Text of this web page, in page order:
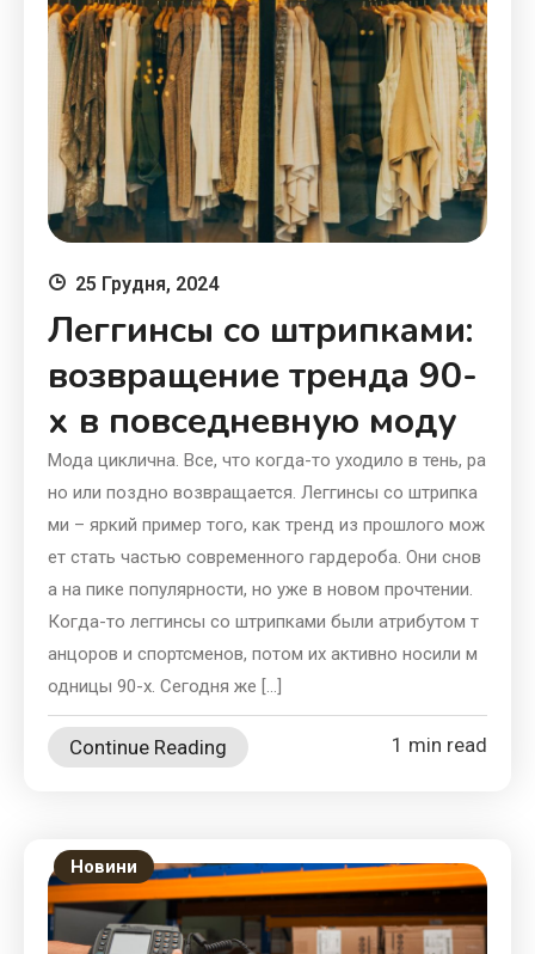
25 Грудня, 2024
Леггинсы со штрипками:
возвращение тренда 90-
х в повседневную моду
Мода циклична. Все, что когда-то уходило в тень, ра
но или поздно возвращается. Леггинсы со штрипка
ми – яркий пример того, как тренд из прошлого мож
ет стать частью современного гардероба. Они снов
а на пике популярности, но уже в новом прочтении.
Когда-то леггинсы со штрипками были атрибутом т
анцоров и спортсменов, потом их активно носили м
одницы 90-х. Сегодня же […]
Continue Reading 1 min read
Новини